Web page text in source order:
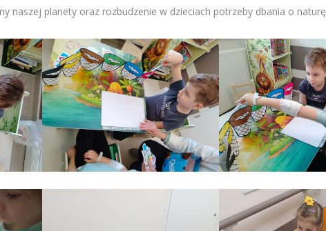
naszej planety oraz rozbudzenie w dzieciach potrzeby dbania o naturę